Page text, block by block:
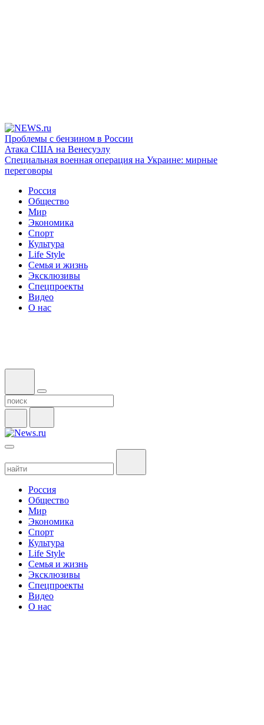
Проблемы с бензином в России
Атака США на Венесуэлу
Специальная военная операция на Украине: мирные
переговоры
Россия
Общество
Мир
Экономика
Спорт
Культура
Life Style
Семья и жизнь
Эксклюзивы
Спецпроекты
Видео
О нас
Россия
Общество
Мир
Экономика
Спорт
Культура
Life Style
Семья и жизнь
Эксклюзивы
Спецпроекты
Видео
О нас